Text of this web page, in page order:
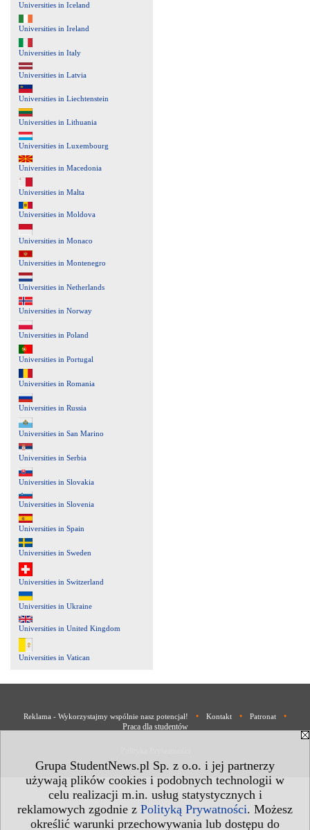
Grupa StudentNews.pl Sp. z o.o. i jej partnerzy
używają plików cookies i podobnych technologii w
celu realizacji m.in. usług statystycznych i
reklamowych zgodnie z Polityką Prywatności. Możesz
określić warunki przechowywania lub dostępu do
Universities in Iceland
Universities in Ireland
Universities in Italy
Universities in Latvia
Universities in Liechtenstein
Universities in Lithuania
Universities in Luxembourg
Universities in Macedonia
Universities in Malta
Universities in Moldova
Universities in Monaco
Universities in Montenegro
Universities in Netherlands
Universities in Norway
Universities in Poland
Universities in Portugal
Universities in Romania
Universities in Russia
Universities in San Marino
Universities in Serbia
Universities in Slovakia
Universities in Slovenia
Universities in Spain
Universities in Sweden
Universities in Switzerland
Universities in Ukraine
Universities in United Kingdom
Universities in Vatican
Reklama - Wykorzystajmy wspólnie nasz potencjał! • Kontakt • Patronat
•
Praca dla studentów